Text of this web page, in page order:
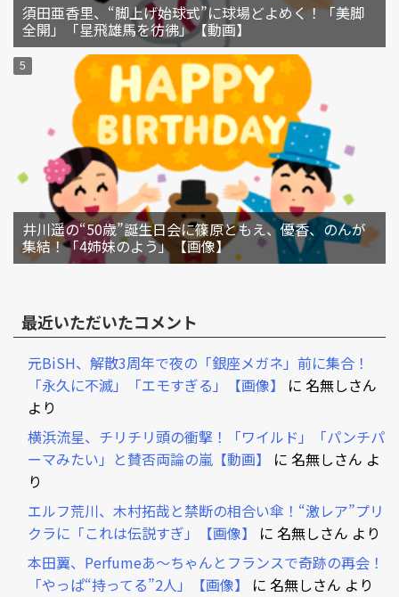
須田亜香里、“脚上げ始球式”に球場どよめく！「美脚
全開」「星飛雄馬を彷彿」【動画】
井川遥の“50歳”誕生日会に篠原ともえ、優香、のんが
集結！「4姉妹のよう」【画像】
最近いただいたコメント
元BiSH、解散3周年で夜の「銀座メガネ」前に集合！
「永久に不滅」「エモすぎる」【画像】
に 名無しさん
より
横浜流星、チリチリ頭の衝撃！「ワイルド」「パンチパ
ーマみたい」と賛否両論の嵐【動画】
に 名無しさん よ
り
エルフ荒川、木村拓哉と禁断の相合い傘！“激レア”プリ
クラに「これは伝説すぎ」【画像】
に 名無しさん より
本田翼、Perfumeあ～ちゃんとフランスで奇跡の再会！
「やっぱ“持ってる”2人」【画像】
に 名無しさん より